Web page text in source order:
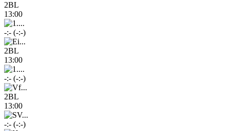
2BL
13:00
-:- (-:-)
2BL
13:00
-:- (-:-)
2BL
13:00
-:- (-:-)